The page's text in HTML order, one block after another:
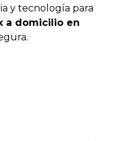
y tecnología para
a domicilio en